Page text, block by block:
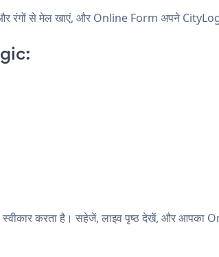
से मेल खाएं, और Online Form अपने CityLogic
करता है। सहेजें, लाइव पृष्ठ देखें, और आपका